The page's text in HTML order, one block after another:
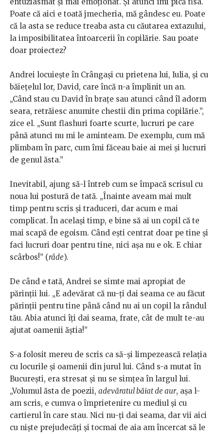
Poate că aici e toată jmecheria, mă gândesc eu. Poate
că la asta se reduce treaba asta cu căutarea extazului,
la imposibilitatea întoarcerii în copilărie. Sau poate
doar proiectez?
Andrei locuiește în Crângași cu prietena lui, Iulia, și cu
băiețelul lor, David, care încă n-a împlinit un an.
„Când stau cu David în brațe sau atunci când îl adorm
seara, retrăiesc anumite chestii din prima copilărie.”,
zice el. „Sunt flashuri foarte scurte, lucruri pe care
până atunci nu mi le aminteam. De exemplu, cum mă
plimbam în parc, cum îmi făceau baie ai mei și lucruri
de genul ăsta.”
Inevitabil, ajung să-l întreb cum se împacă scrisul cu
noua lui postură de tată. „Înainte aveam mai mult
timp pentru scris și traduceri, dar acum e mai
complicat. În același timp, e bine să ai un copil că te
mai scapă de egoism. Când ești centrat doar pe tine și
faci lucruri doar pentru tine, nici așa nu e ok. E chiar
scârbos!” (râde).
De când e tată, Andrei se simte mai apropiat de
părinții lui. „E adevărat că nu-ți dai seama ce au făcut
părinții pentru tine până când nu ai un copil la rândul
tău. Abia atunci îți dai seama, frate, cât de mult te-au
ajutat oamenii ăștia!”
S-a folosit mereu de scris ca să-și limpezească relația
cu locurile și oamenii din jurul lui. Când s-a mutat în
București, era stresat și nu se simțea în largul lui.
„Volumul ăsta de poezii, adevăratul băiat de aur, așa l-
am scris, e cumva o împrietenire cu mediul și cu
cartierul în care stau. Nici nu-ți dai seama, dar vii aici
cu niște prejudecăți și tocmai de aia am încercat să le